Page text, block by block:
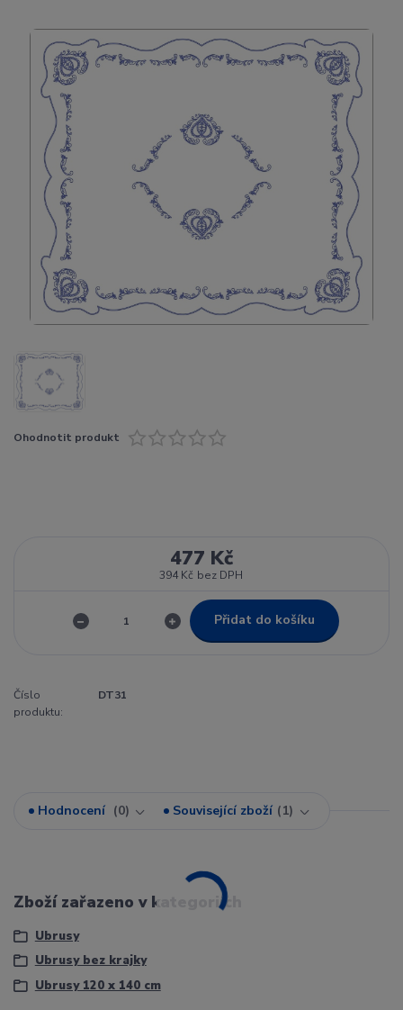
Ohodnotit produkt
477 Kč
394 Kč bez DPH
Přidat do košíku
Číslo
produktu:
DT31
Hodnocení 0 Související zboží 1
Zboží zařazeno v kategoriích
Ubrusy
Ubrusy bez krajky
Ubrusy 120 x 140 cm